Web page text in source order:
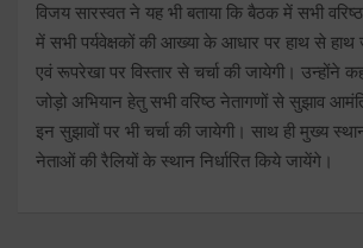
विजय सारस्वत ने यह भी बताया कि बैठक में सभी
में सभी पर्यवेक्षकों की आख्या के आधार पर हाथ से
एवं रूपरेखा पर विस्तार से चर्चा की जायेगी। उन्होंने
जोड़ो अभियान हेतु सभी वरिष्ठ नेतागणों से सुझाव
इन सुझावों पर भी चर्चा की जायेगी। साथ ही मुख्य
नेताओं की रैलियों के स्थान निर्धारित किये जायेंगे।